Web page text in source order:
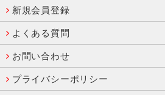
新規会員登録
よくある質問
お問い合わせ
プライバシーポリシー